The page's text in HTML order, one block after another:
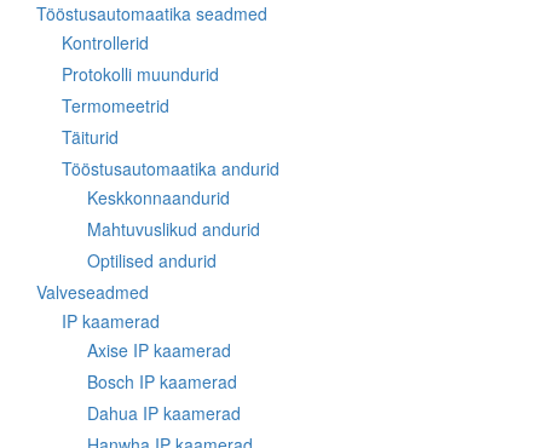
Tööstusautomaatika seadmed
Kontrollerid
Protokolli muundurid
Termomeetrid
Täiturid
Tööstusautomaatika andurid
Keskkonnaandurid
Mahtuvuslikud andurid
Optilised andurid
Valveseadmed
IP kaamerad
Axise IP kaamerad
Bosch IP kaamerad
Dahua IP kaamerad